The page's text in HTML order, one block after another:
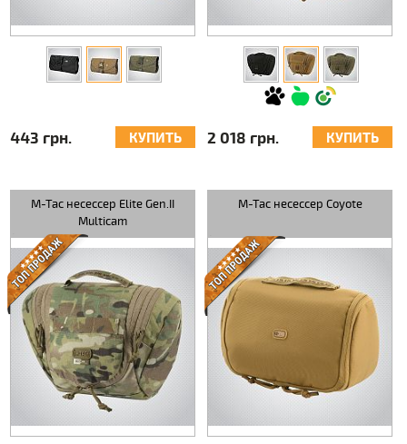
443 грн. КУПИТЬ 2 018 грн. КУПИТЬ
M-Tac несессер Elite Gen.II
Multicam
M-Tac несессер Coyote